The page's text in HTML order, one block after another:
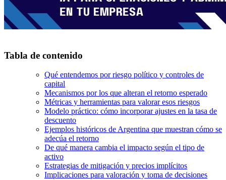
Tabla de contenido
Qué entendemos por riesgo político y controles de
capital
Mecanismos por los que alteran el retorno esperado
Métricas y herramientas para valorar esos riesgos
Modelo práctico: cómo incorporar ajustes en la tasa de
descuento
Ejemplos históricos de Argentina que muestran cómo se
adecúa el retorno
De qué manera cambia el impacto según el tipo de
activo
Estrategias de mitigación y precios implícitos
Implicaciones para valoración y toma de decisiones